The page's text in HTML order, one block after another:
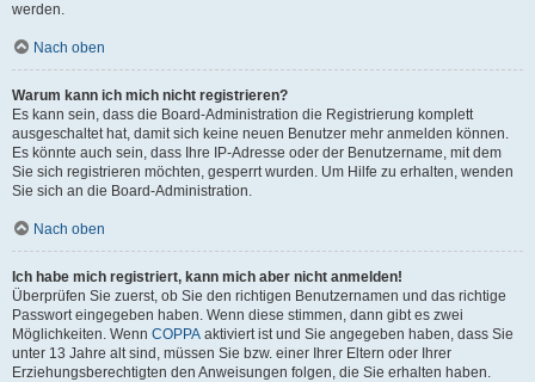
werden.
Nach oben
Warum kann ich mich nicht registrieren?
Es kann sein, dass die Board-Administration die Registrierung komplett
ausgeschaltet hat, damit sich keine neuen Benutzer mehr anmelden können.
Es könnte auch sein, dass Ihre IP-Adresse oder der Benutzername, mit dem
Sie sich registrieren möchten, gesperrt wurden. Um Hilfe zu erhalten, wenden
Sie sich an die Board-Administration.
Nach oben
Ich habe mich registriert, kann mich aber nicht anmelden!
Überprüfen Sie zuerst, ob Sie den richtigen Benutzernamen und das richtige
Passwort eingegeben haben. Wenn diese stimmen, dann gibt es zwei
Möglichkeiten. Wenn COPPA aktiviert ist und Sie angegeben haben, dass Sie
unter 13 Jahre alt sind, müssen Sie bzw. einer Ihrer Eltern oder Ihrer
Erziehungsberechtigten den Anweisungen folgen, die Sie erhalten haben.